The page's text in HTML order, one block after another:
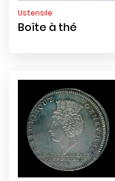
Ustensile
Boîte à thé